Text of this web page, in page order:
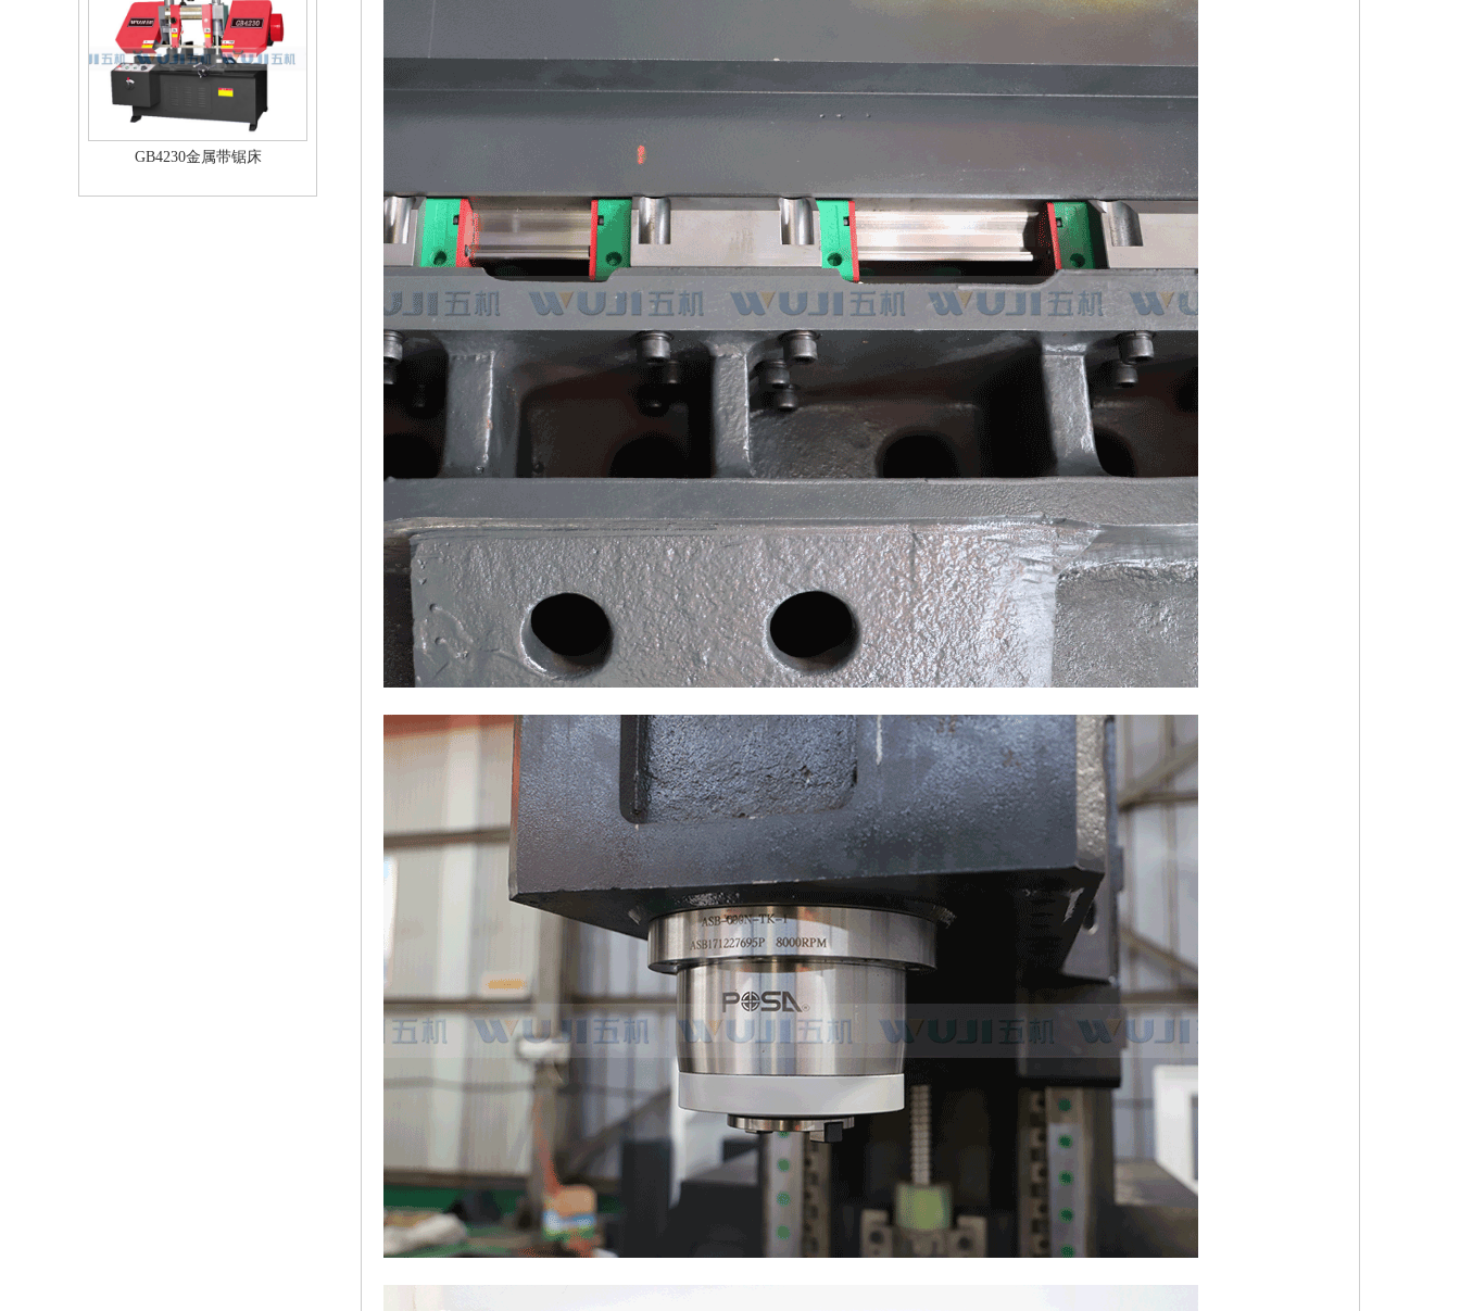
GB4230金属带锯床